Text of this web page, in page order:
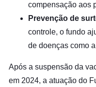
compensação aos
Prevenção de
controle, o fundo
de doenças como
Após a suspensão da
em 2024, a atuação do